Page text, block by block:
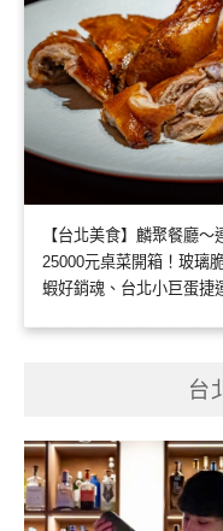
【台北美食】麟聚餐廳
25000元桌菜開箱！玻璃
蝦好銷魂、台北小巨蛋捷
台